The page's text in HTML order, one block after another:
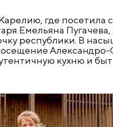
где
Емельяна
республики. В
кухню и